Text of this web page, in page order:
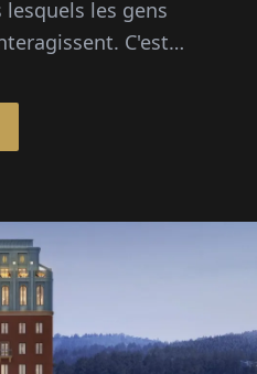
les gens
C'est
plus que...